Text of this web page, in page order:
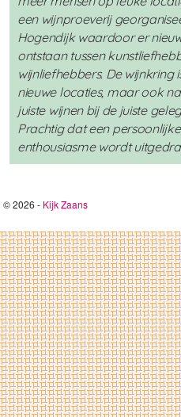
een wijnproeverij
Hogendijk waardoor er
ontstaan tussen
wijnliefhebbers. De wijnkring
nieuwe locaties, maar ook
juiste wijnen bij de juiste
Prachtig dat een
enthousiasme wordt
© 2026 - Kijk Zaans